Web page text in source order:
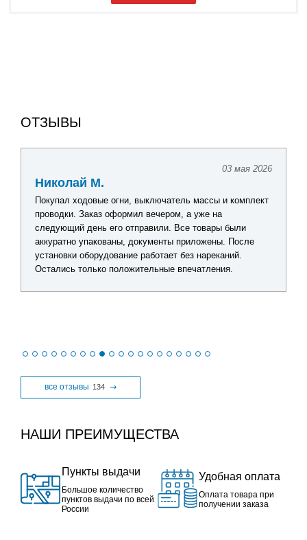
ОТЗЫВЫ
03 мая 2026
Николай М.
Покупал ходовые огни, выключатель массы и комплект
проводки. Заказ оформил вечером, а уже на
следующий день его отправили. Все товары были
аккуратно упакованы, документы приложены. После
установки оборудование работает без нареканий.
Остались только положительные впечатления.
все отзывы 134
НАШИ ПРЕИМУЩЕСТВА
Пункты выдачи
Большое количество
пунктов выдачи по всей
России
Удобная оплата
Оплата товара при
получении заказа